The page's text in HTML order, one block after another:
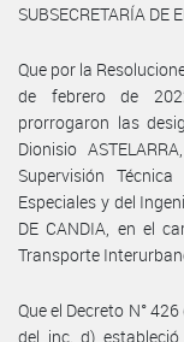
SUBSECRETARÍA DE
Que por la
de febrero de
prorrogaron las
Dionisio
Supervisión
Especiales y del
DE CANDIA, en el
Transporte
Que el Decreto N°
del inc. d)